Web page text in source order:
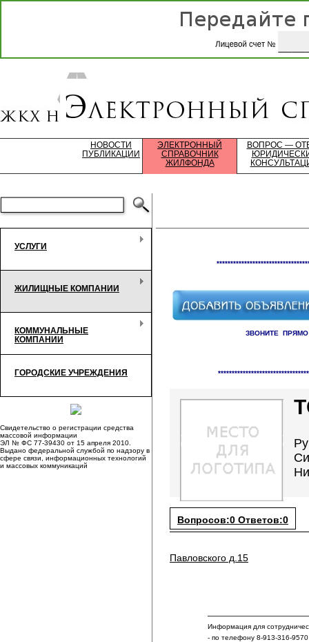
НОВОСТИ
ПУБЛИКАЦИИ
ЭЛЕКТРОННЫЙ
СПРАВОЧНИК
ЖИЛФОНДА
ВОПРОС —
УСЛУГИ
ЖИЛИЩНЫЕ КОМПАНИИ
КОММУНАЛЬНЫЕ
КОМПАНИИ
ГОРОДСКИЕ УЧРЕЖДЕНИЯ
Свидетельство о регистрации средства
массовой информации
ЭЛ № ФС 77-39430 от 15 апреля 2010.
Выдано федеральной службой по надзору в
сфере связи, информационных технологий
и массовых коммуникаций
ЗВОНИТЕ
Вопросов:0 Ответов:0
Павловского д.15
Информация для
- по телефону 8-913-316-9570